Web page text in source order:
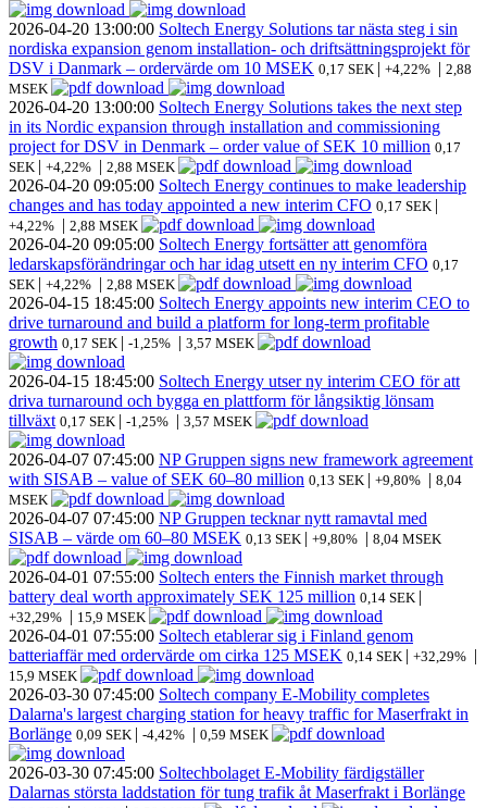
2026-04-20 13:00:00 Soltech Energy Solutions tar nästa steg i sin
nordiska expansion genom installation- och driftsättningsprojekt för
DSV i Danmark – ordervärde om 10 MSEK 0,17 SEK | +4,22% | 2,88
MSEK
2026-04-20 13:00:00 Soltech Energy Solutions takes the next step
in its Nordic expansion through installation and commissioning
project for DSV in Denmark – order value of SEK 10 million 0,17
SEK | +4,22% | 2,88 MSEK
2026-04-20 09:05:00 Soltech Energy continues to make leadership
changes and has today appointed a new interim CFO 0,17 SEK |
+4,22% | 2,88 MSEK
2026-04-20 09:05:00 Soltech Energy fortsätter att genomföra
ledarskapsförändringar och har idag utsett en ny interim CFO 0,17
SEK | +4,22% | 2,88 MSEK
2026-04-15 18:45:00 Soltech Energy appoints new interim CEO to
drive turnaround and build a platform for long-term profitable
growth 0,17 SEK | -1,25% | 3,57 MSEK
2026-04-15 18:45:00 Soltech Energy utser ny interim CEO för att
driva turnaround och bygga en plattform för långsiktig lönsam
tillväxt 0,17 SEK | -1,25% | 3,57 MSEK
2026-04-07 07:45:00 NP Gruppen signs new framework agreement
with SISAB – value of SEK 60–80 million 0,13 SEK | +9,80% | 8,04
MSEK
2026-04-07 07:45:00 NP Gruppen tecknar nytt ramavtal med
SISAB – värde om 60–80 MSEK 0,13 SEK | +9,80% | 8,04 MSEK
2026-04-01 07:55:00 Soltech enters the Finnish market through
battery deal worth approximately SEK 125 million 0,14 SEK |
+32,29% | 15,9 MSEK
2026-04-01 07:55:00 Soltech etablerar sig i Finland genom
batteriaffär med ordervärde om cirka 125 MSEK 0,14 SEK | +32,29% |
15,9 MSEK
2026-03-30 07:45:00 Soltech company E-Mobility completes
Dalarna's largest charging station for heavy traffic for Maserfrakt in
Borlänge 0,09 SEK | -4,42% | 0,59 MSEK
2026-03-30 07:45:00 Soltechbolaget E-Mobility färdigställer
Dalarnas största laddstation för tung trafik åt Maserfrakt i Borlänge